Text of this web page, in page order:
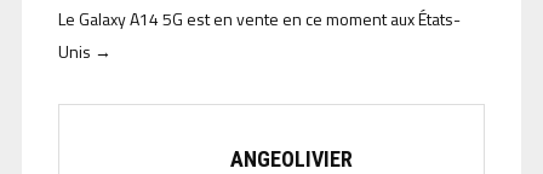
Le Galaxy A14 5G est en vente en ce moment aux États-
Unis →
ANGEOLIVIER